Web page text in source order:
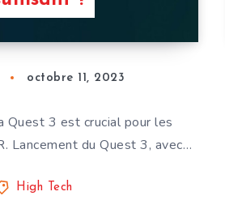
octobre 11, 2023
Quest 3 est crucial pour les
Lancement du Quest 3, avec…
High Tech